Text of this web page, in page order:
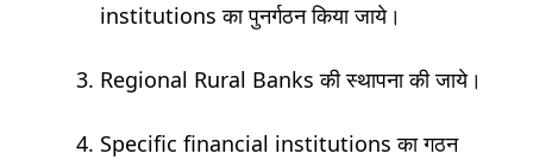
institutions का पुनर्गठन किया जाये।
Regional Rural Banks की स्थापना की जाये।
Specific financial institutions का गठन